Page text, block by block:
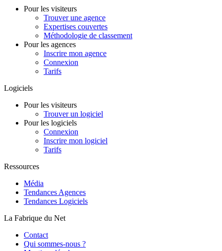
Pour les visiteurs
Trouver une agence
Expertises couvertes
Méthodologie de classement
Pour les agences
Inscrire mon agence
Connexion
Tarifs
Logiciels
Pour les visiteurs
Trouver un logiciel
Pour les logiciels
Connexion
Inscrire mon logiciel
Tarifs
Ressources
Média
Tendances Agences
Tendances Logiciels
La Fabrique du Net
Contact
Qui sommes-nous ?